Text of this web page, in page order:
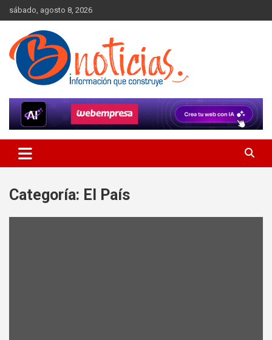
Skip
to
content
sábado, agosto 8, 2026
BNoticias
Categoría: El País